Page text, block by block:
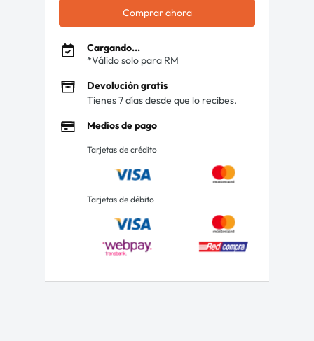
Comprar ahora
Cargando...
*Válido solo para RM
Devolución gratis
Tienes 7 días desde que lo recibes.
Medios de pago
Tarjetas de crédito
Tarjetas de débito